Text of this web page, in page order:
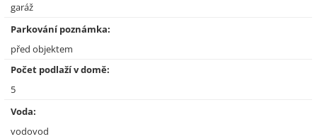
garáž
Parkování poznámka:
před objektem
Počet podlaží v domě:
5
Voda:
vodovod